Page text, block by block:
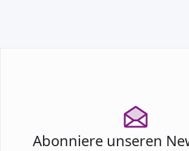
Abonniere unseren